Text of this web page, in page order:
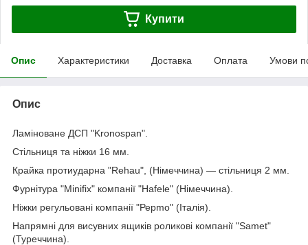
Купити
Опис Характеристики Доставка Оплата Умови
Опис
Ламіноване ДСП "Kronospan".
Стільниця та ніжки 16 мм.
Крайка протиударна "Rehau", (Німеччина) — стільниця 2 мм.
Фурнітура "Minifix" компанії "Hafele" (Німеччина).
Ніжки регульовані компанії "Рерmo" (Італія).
Напрямні для висувних ящиків роликові компанії "Samet"
(Туреччина).